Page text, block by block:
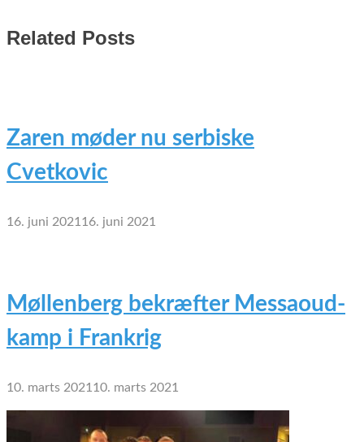
Related Posts
Zaren møder nu serbiske
Cvetkovic
16. juni 2021 16. juni 2021
Møllenberg bekræfter Messaoud-
kamp i Frankrig
10. marts 2021 10. marts 2021